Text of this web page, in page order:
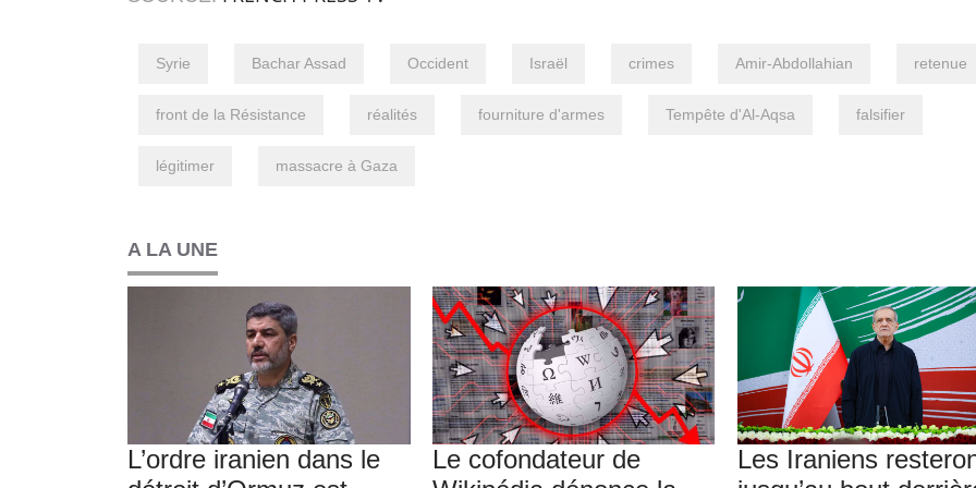
Syrie Bachar Assad Occident Israël crimes Amir-Abdollahian retenue
front de la Résistance réalités fourniture d'armes Tempête d'Al-Aqsa falsifier
légitimer massacre à Gaza
A LA UNE
L’ordre iranien dans le
Le cofondateur de
Les Iraniens